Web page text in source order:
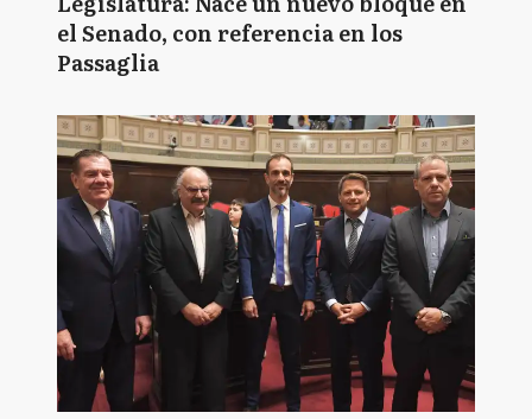
el Senado, con referencia en los
Passaglia